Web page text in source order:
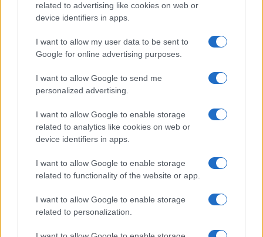
related to advertising like cookies on web or
device identifiers in apps.
I want to allow my user data to be sent to
Google for online advertising purposes.
I want to allow Google to send me
personalized advertising.
I want to allow Google to enable storage
related to analytics like cookies on web or
device identifiers in apps.
I want to allow Google to enable storage
related to functionality of the website or app.
I want to allow Google to enable storage
related to personalization.
Europei Under 16: l’Italia perde contro la Lettonia
nella prima partita
BASKET